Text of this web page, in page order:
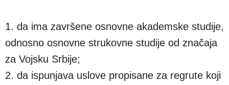
1. da ima završene osnovne akademske studije,
odnosno osnovne strukovne studije od značaja
za Vojsku Srbije;
2. da ispunjava uslove propisane za regrute koji